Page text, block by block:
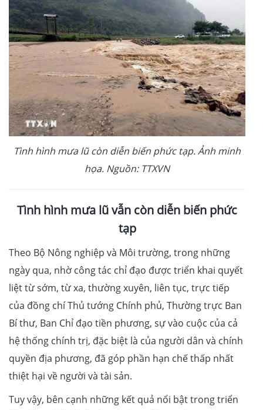
Tình hình mưa lũ còn diễn biến phức tạp. Ảnh minh
họa. Nguồn: TTXVN
Tình hình mưa lũ vẫn còn diễn biến phức
tạp
Theo Bộ Nông nghiệp và Môi trường, trong những
ngày qua, nhờ công tác chỉ đạo được triển khai quyết
liệt từ sớm, từ xa, thường xuyên, liên tục, trực tiếp
của đồng chí Thủ tướng Chính phủ, Thường trực Ban
Bí thư, Ban Chỉ đạo tiền phương, sự vào cuộc của cả
hệ thống chính trị, đặc biệt là của người dân và chính
quyền địa phương, đã góp phần hạn chế thấp nhất
thiệt hại về người và tài sản.
Tuy vậy, bên cạnh những kết quả nổi bật trong triển